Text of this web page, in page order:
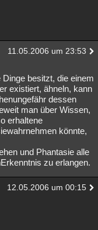
11.05.2006 um 23:53
besitzt, die einem
existiert, ähneln, kann
dessen
man über Wissen,
erhaltene
könnte,
und Phantasie alle
zu erlangen.
12.05.2006 um 00:15